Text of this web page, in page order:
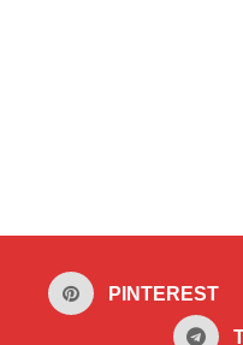
PINTEREST